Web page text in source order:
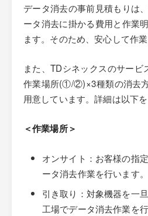
データ消去の事前見積もりは
ータ消去に掛かる費用と作業
ます。そのため、安心して作
また、TDシネックスのサー
作業場所(①/②)×3種類の消去
用意しています。詳細は以下を
＜作業場所＞
オンサイト：お客様の指
ータ消去作業を行います。
引き取り：対象機器を一
工場でデータ消去作業を